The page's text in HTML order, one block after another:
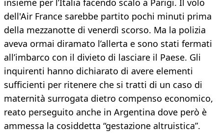
insieme per l’Italia facendo scalo a Parigi. Il volo
dell'Air France sarebbe partito pochi minuti prima
della mezzanotte di venerdì scorso. Ma la polizia
aveva ormai diramato l’allerta e sono stati fermati
all’imbarco con il divieto di lasciare il Paese. Gli
inquirenti hanno dichiarato di avere elementi
sufficienti per ritenere che si tratti di un caso di
maternità surrogata dietro compenso economico,
reato perseguito anche in Argentina dove però è
ammessa la cosiddetta “gestazione altruistica”.